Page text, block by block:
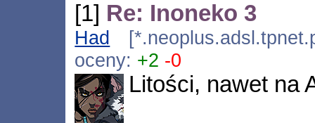
[1] Re: Inoneko 3
Had
oceny: +2 -0
Litości, nawet na